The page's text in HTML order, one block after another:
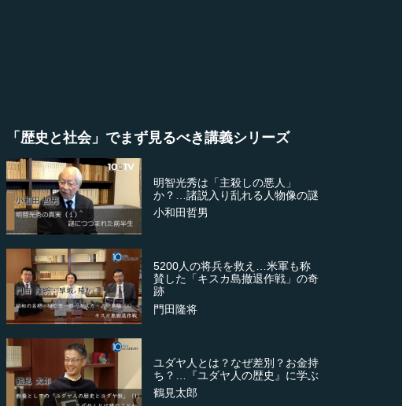
「歴史と社会」でまず見るべき講義シリーズ
明智光秀は「主殺しの悪人」
か？…諸説入り乱れる人物像の謎
小和田哲男
5200人の将兵を救え…米軍も称
賛した「キスカ島撤退作戦」の奇
跡
門田隆将
ユダヤ人とは？なぜ差別？お金持
ち？…『ユダヤ人の歴史』に学ぶ
鶴見太郎